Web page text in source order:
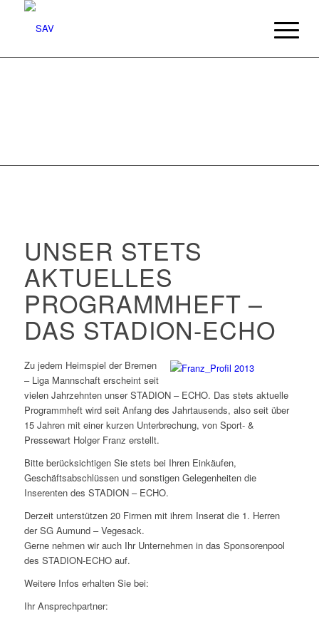
UNSER STETS
AKTUELLES
PROGRAMMHEFT –
DAS STADION-ECHO
Zu jedem Heimspiel der Bremen
– Liga Mannschaft erscheint seit
vielen Jahrzehnten unser STADION – ECHO. Das stets aktuelle
Programmheft wird seit Anfang des Jahrtausends, also seit über
15 Jahren mit einer kurzen Unterbrechung, von Sport- &
Pressewart Holger Franz erstellt.
Bitte berücksichtigen Sie stets bei Ihren Einkäufen,
Geschäftsabschlüssen und sonstigen Gelegenheiten die
Inserenten des STADION – ECHO.
Derzeit unterstützen 20 Firmen mit ihrem Inserat die 1. Herren
der SG Aumund – Vegesack.
Gerne nehmen wir auch Ihr Unternehmen in das Sponsorenpool
des STADION-ECHO auf.
Weitere Infos erhalten Sie bei:
Ihr Ansprechpartner: